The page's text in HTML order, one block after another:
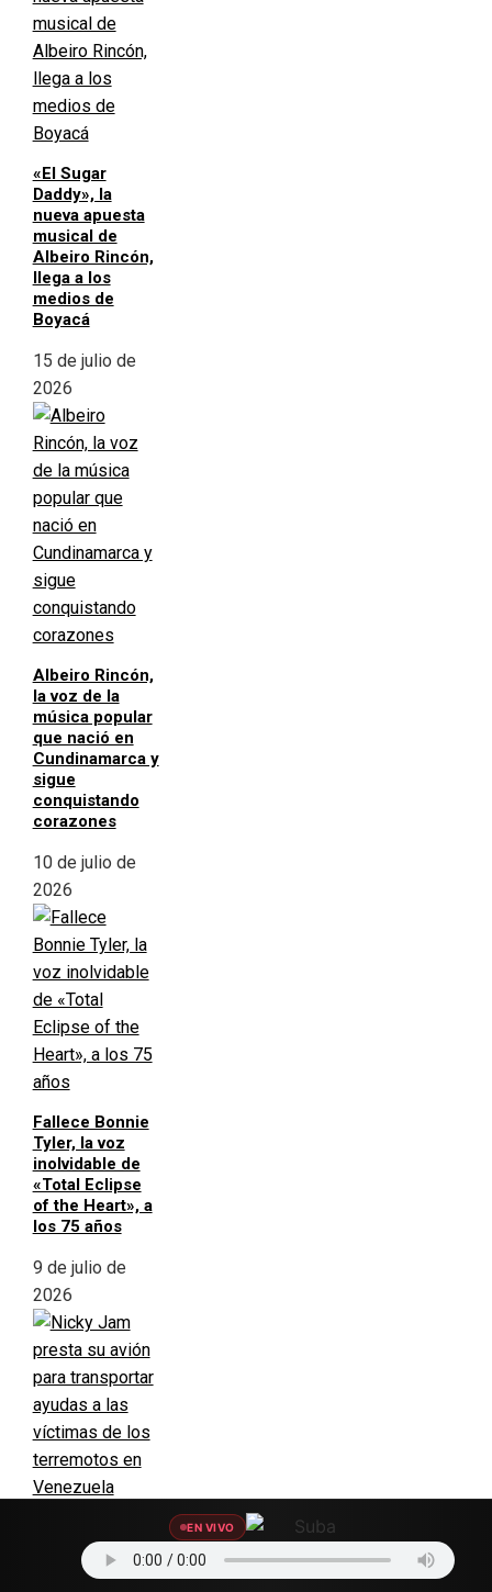
«El Sugar
Daddy», la
nueva apuesta
musical de
Albeiro Rincón,
llega a los
medios de
Boyacá
15 de julio de
2026
Albeiro Rincón,
la voz de la
música popular
que nació en
Cundinamarca y
sigue
conquistando
corazones
10 de julio de
2026
Fallece Bonnie
Tyler, la voz
inolvidable de
«Total Eclipse
of the Heart», a
los 75 años
9 de julio de
2026
presta su avión
para transportar
EN VIVO